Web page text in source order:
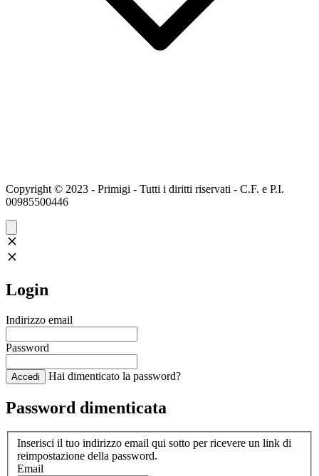
Copyright © 2023 - Primigi - Tutti i diritti riservati - C.F. e P.I.
00985500446
Login
Indirizzo email
Password
Accedi Hai dimenticato la password?
Password dimenticata
Inserisci il tuo indirizzo email qui sotto per ricevere un link di
reimpostazione della password.
Email